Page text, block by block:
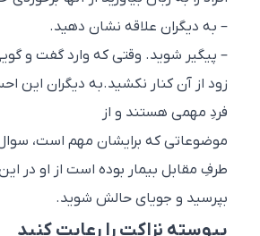
بپرسید و جویای حالش شوید.
پیوسته نزاکت را رعایت کنید
تصور کنید که مشغول گپ زدن با فردی
شما می گوید که چون بچه هایش فوتبال
همه ی خانواده به این
بازی علاقه مندند، بعد از مدتی فکر کردن به
رسیده اند که یک اتومبیل وَن برای خانواده